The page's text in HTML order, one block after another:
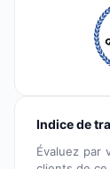
Indice de
Évaluez par